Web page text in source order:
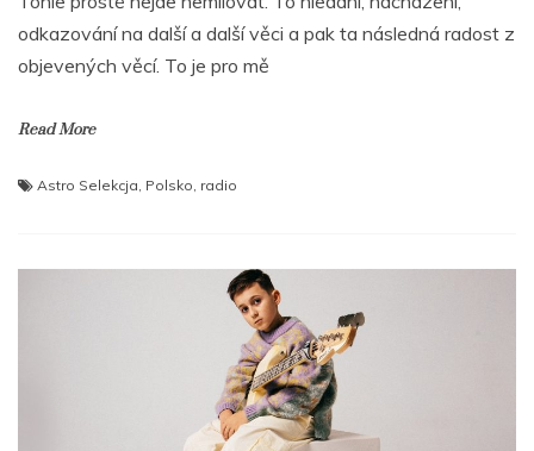
odkazování na další a další věci a pak ta následná radost z
objevených věcí. To je pro mě
Read More
Astro Selekcja Polsko radio